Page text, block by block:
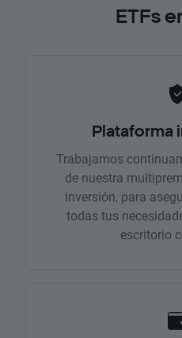
ETFs
Plataforma
Trabajamos
de nuestra
inversión, para
todas tus
escritorio